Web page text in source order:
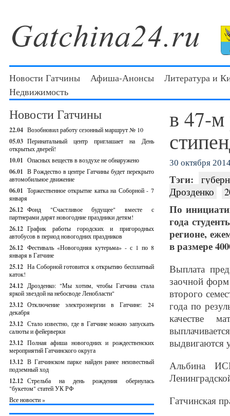
Новости Гатчины Афиша-Анонсы
Литература и
Недвижимость
Новости Гатчины
22.04 Возобновил работу сезонный маршрут № 10
05.03 Перинатальный центр приглашает на День
открытых дверей!
10.01 Опасных веществ в воздухе не обнаружено
06.01 В Рождество в центре Гатчины будет перекрыто
автомобильное движение
06.01 Торжественное открытие катка на Соборной - 7
января
26.12 Фонд "Счастливое будущее" вместе с
партнерами дарят новогодние праздники детям!
26.12 График работы городских и пригородных
автобусов в период новогодних праздников
26.12 Фестиваль «Новогодняя кутерьма» - с 1 по 8
января в Гатчине
25.12 На Соборной готовится к открытию бесплатный
каток!
24.12 Дрозденко: "Мы хотим, чтобы Гатчина стала
яркой звездой на небосводе Ленобласти"
23.12 Отключение электроэнергии в Гатчине: 24
декабря
23.12 Стало известно, где в Гатчине можно запускать
салюты и фейерверки
23.12 Полная афиша новогодних и рождественских
мероприятий Гатчинского округа
13.12 В Гатчинском парке найден ранее неизвестный
подземный ход
12.12 Стрельба на день рождения обернулась
"букетом" статей УК РФ
Все новости »
в 47-м
30 октября
Тэги:
Дрозденко
По
года
регионе,
в размере
Выплата
заочной форм
второго
года по
качестве
выдвигаются
Альбина
Гатчинская